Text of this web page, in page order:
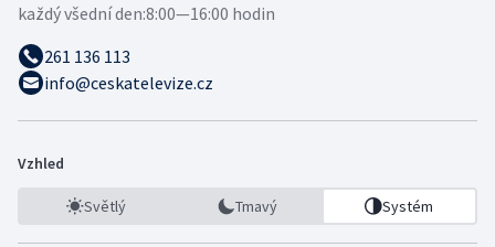
každý všední den:8:00—16:00 hodin
261 136 113
info@ceskatelevize.cz
Vzhled
Světlý Tmavý Systém